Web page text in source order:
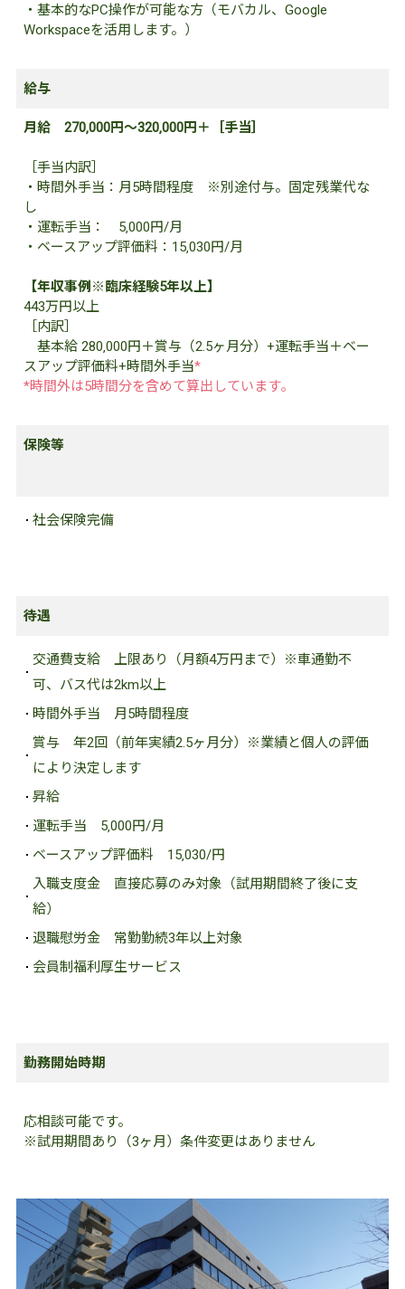
・基本的なPC操作が可能な方（モバカル、Google
Workspaceを活用します。）
給与
月給 270‚000円～320‚000円＋［手当］
［手当内訳］
・時間外手当：月5時間程度 ※別途付与。固定残業代な
し
・運転手当： 5‚000円/月
・ベースアップ評価料：15‚030円/月
【年収事例※臨床経験5年以上】
443万円以上
［内訳］
基本給 280‚000円＋賞与（2.5ヶ月分）+運転手当＋ベー
スアップ評価料+時間外手当*
*時間外は5時間分を含めて算出しています。
保険等
社会保険完備
待遇
交通費支給
上限あり（月額4万円まで）※車通勤不
可、バス代は2km以上
時間外手当
月5時間程度
賞与
年2回（前年実績2.5ヶ月分）※業績と個人の評価
により決定します
昇給
運転手当
5‚000円/月
ベースアップ評価料
15‚030/円
入職支度金
直接応募のみ対象（試用期間終了後に支
給）
退職慰労金
常勤勤続3年以上対象
会員制福利厚生サービス
勤務開始時期
応相談可能です。
※試用期間あり（3ヶ月）条件変更はありません